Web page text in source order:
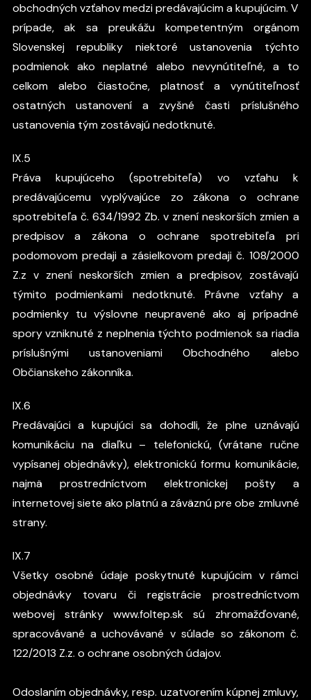
obchodných vzťahov medzi predávajúcim a kupujúcim. V
prípade, ak sa preukážu kompetentným orgánom
Slovenskej republiky niektoré ustanovenia týchto
podmienok ako neplatné alebo nevynútiteľné, a to
celkom alebo čiastočne, platnosť a vynútiteľnosť
ostatných ustanovení a zvyšné časti príslušného
ustanovenia tým zostávajú nedotknuté.
IX.5
Práva kupujúceho (spotrebiteľa) vo vzťahu k
predávajúcemu vyplývajúce zo zákona o ochrane
spotrebiteľa č. 634/1992 Zb. v znení neskorších zmien a
predpisov a zákona o ochrane spotrebiteľa pri
podomovom predaji a zásielkovom predaji č. 108/2000
Z.z v znení neskorších zmien a predpisov, zostávajú
týmito podmienkami nedotknuté. Právne vzťahy a
podmienky tu výslovne neupravené ako aj prípadné
spory vzniknuté z neplnenia týchto podmienok sa riadia
príslušnými ustanoveniami Obchodného alebo
Občianskeho zákonníka.
IX.6
Predávajúci a kupujúci sa dohodli, že plne uznávajú
komunikáciu na diaľku – telefonickú, (vrátane ručne
vypísanej objednávky), elektronickú formu komunikácie,
najmä prostredníctvom elektronickej pošty a
internetovej siete ako platnú a záväznú pre obe zmluvné
strany.
IX.7
Všetky osobné údaje poskytnuté kupujúcim v rámci
objednávky tovaru či registrácie prostredníctvom
webovej stránky www.foltep.sk sú zhromažďované,
spracovávané a uchovávané v súlade so zákonom č.
122/2013 Z.z. o ochrane osobných údajov.
Odoslaním objednávky, resp. uzatvorením kúpnej zmluvy,